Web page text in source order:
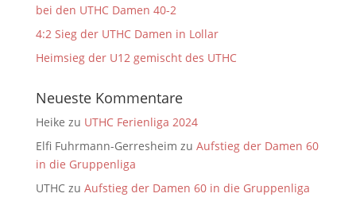
bei den UTHC Damen 40-2
4:2 Sieg der UTHC Damen in Lollar
Heimsieg der U12 gemischt des UTHC
Neueste Kommentare
Heike zu UTHC Ferienliga 2024
Elfi Fuhrmann-Gerresheim zu Aufstieg der Damen 60
in die Gruppenliga
UTHCzu Aufstieg der Damen 60 in die Gruppenliga